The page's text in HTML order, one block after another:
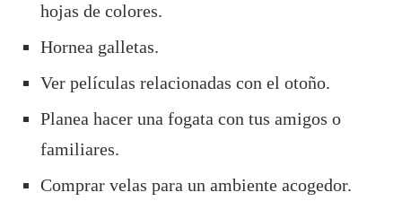
hojas de colores.
Hornea galletas.
Ver películas relacionadas con el otoño.
Planea hacer una fogata con tus amigos o
familiares.
Comprar velas para un ambiente acogedor.